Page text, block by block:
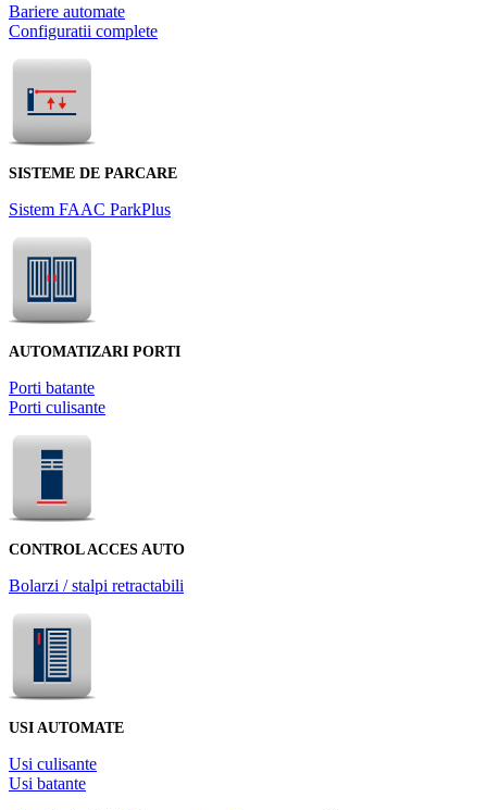
Bariere automate
Configuratii complete
SISTEME DE PARCARE
Sistem FAAC ParkPlus
AUTOMATIZARI PORTI
Porti batante
Porti culisante
CONTROL ACCES AUTO
Bolarzi / stalpi retractabili
USI AUTOMATE
Usi culisante
Usi batante